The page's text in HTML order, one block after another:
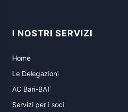
I NOSTRI SERVIZI
Home
Le Delegazioni
AC Bari-BAT
Servizi per i soci